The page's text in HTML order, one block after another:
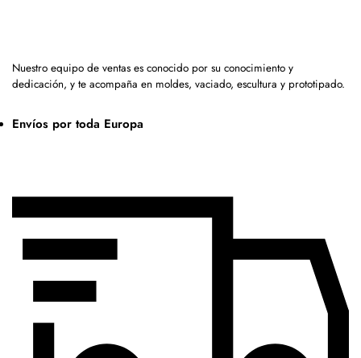
Nuestro equipo de ventas es conocido por su conocimiento y
dedicación, y te acompaña en moldes, vaciado, escultura y prototipado.
Envíos por toda Europa